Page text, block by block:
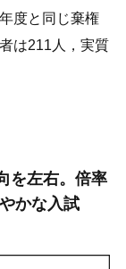
度と同じ棄権
は211人，実質
を左右。倍率
かな入試